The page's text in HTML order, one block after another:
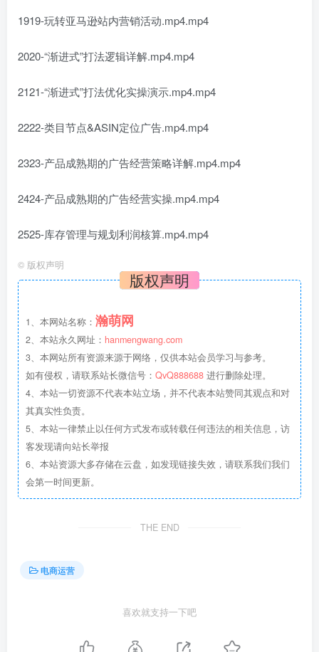
1919-玩转亚马逊站内营销活动.mp4.mp4
2020-“渐进式”打法逻辑详解.mp4.mp4
2121-“渐进式”打法优化实操演示.mp4.mp4
2222-类目节点&ASIN定位广告.mp4.mp4
2323-产品成熟期的广告经营策略详解.mp4.mp4
2424-产品成熟期的广告经营实操.mp4.mp4
2525-库存管理与规划利润核算.mp4.mp4
© 版权声明
版权声明
1、本网站名称： 瀚萌网
2、本站永久网址： hanmengwang.com
3、本网站所有资源来源于网络，仅供本站会员学习与参考。
如有侵权，请联系站长微信号： QvQ888688 进行删除处理。
4、本站一切资源不代表本站立场，并不代表本站赞同其观点和对
其真实性负责。
5、本站一律禁止以任何方式发布或转载任何违法的相关信息，访
客发现请向站长举报
6、本站资源大多存储在云盘，如发现链接失效，请联系我们我们
会第一时间更新。
THE END
电商运营
喜欢就支持一下吧